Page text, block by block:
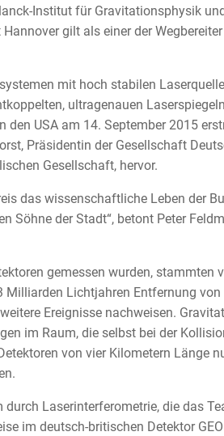
Institut für Gravitationsphysik
gilt als einer der
mit hoch stabilen
ultragenauen
den USA am 14. September 2015
Präsidentin der Gesellschaft
Gesellschaft, hervor.
das wissenschaftliche Leben der
Söhne der Stadt“, betont Peter
gemessen wurden, stammten
Lichtjahren Entfernung von
Ereignisse nachweisen.
im Raum, die selbst bei der
von vier Kilometern Länge
Laserinterferometrie, die das
im deutsch-britischen Detektor